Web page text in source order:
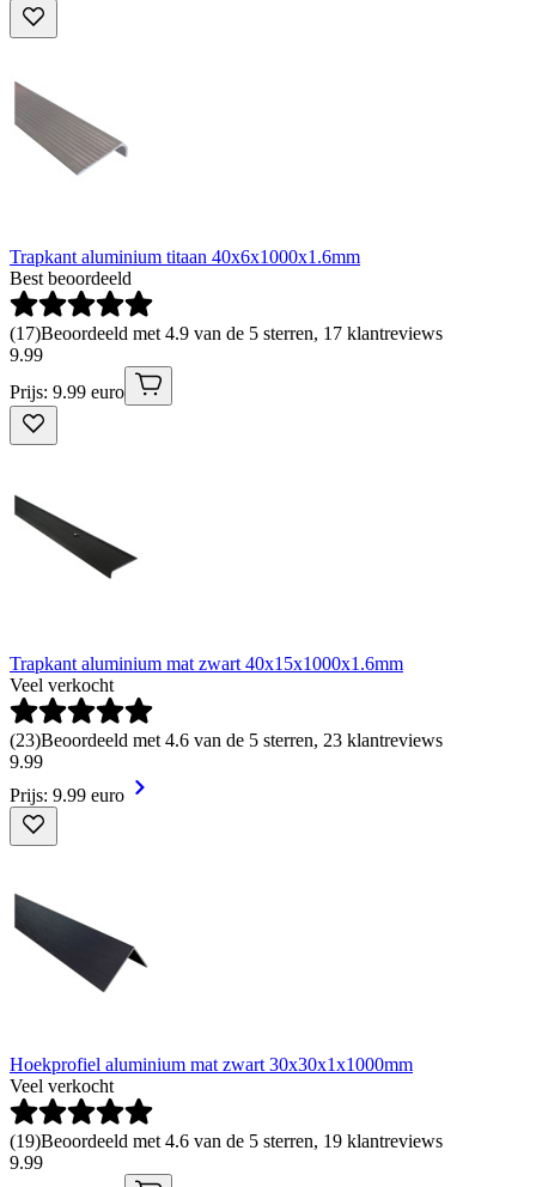
Trapkant aluminium titaan 40x6x1000x1.6mm
Best beoordeeld
(17)Beoordeeld met 4.9 van de 5 sterren, 17 klantreviews
9.99
Prijs: 9.99 euro
Trapkant aluminium mat zwart 40x15x1000x1.6mm
Veel verkocht
(23)Beoordeeld met 4.6 van de 5 sterren, 23 klantreviews
9.99
Prijs: 9.99 euro
Hoekprofiel aluminium mat zwart 30x30x1x1000mm
Veel verkocht
(19)Beoordeeld met 4.6 van de 5 sterren, 19 klantreviews
9.99